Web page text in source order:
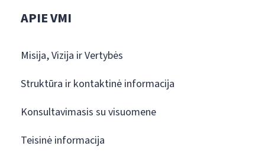
APIE VMI
Misija, Vizija ir Vertybės
Struktūra ir kontaktinė informacija
Konsultavimasis su visuomene
Teisinė informacija